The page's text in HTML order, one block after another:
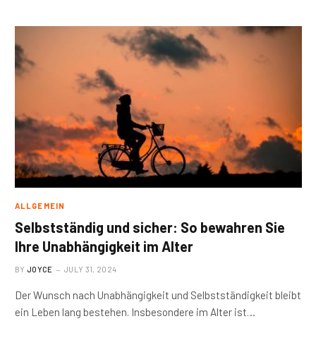
ALLGEMEIN
Selbstständig und sicher: So bewahren Sie
Ihre Unabhängigkeit im Alter
BY JOYCE JULY 31, 2024
Der Wunsch nach Unabhängigkeit und Selbstständigkeit bleibt
ein Leben lang bestehen. Insbesondere im Alter ist…